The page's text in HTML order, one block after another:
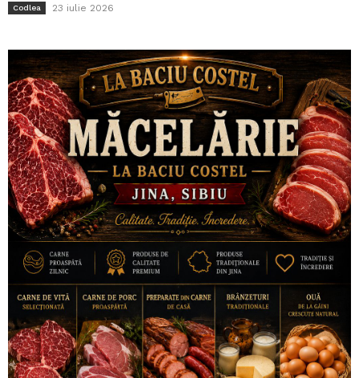
Codlea 23 iulie 2026